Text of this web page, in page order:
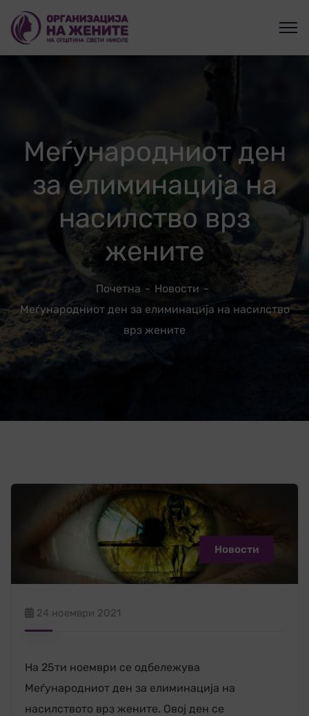
Меѓународниот ден
за елиминација на
насилство врз
жените
Почетна
Новости
Меѓународниот ден за елиминација на насилство
врз жените
Новости
24 ноември 2021
На 25ти ноември се одбележува
Меѓународниот ден за елиминација на
насилството врз жените. Овој ден се